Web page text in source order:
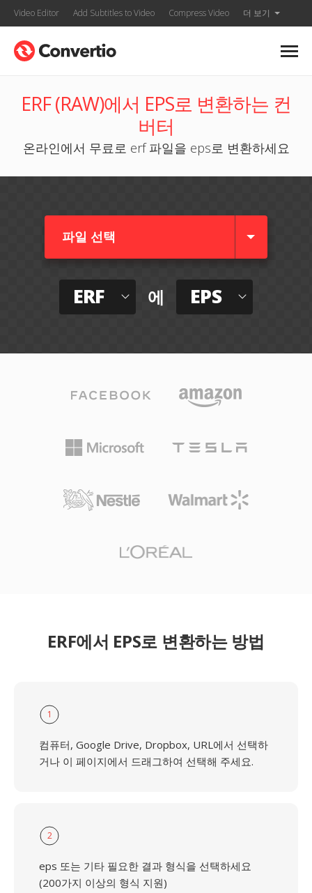
Video Editor Add Subtitles to Video Compress Video 더 보기
ERF (RAW)에서 EPS로 변환하는 컨
버터
온라인에서 무료로 erf 파일을 eps로 변환하세요
파일 선택
ERF 에 EPS
ERF에서 EPS로 변환하는 방법
1
컴퓨터, Google Drive, Dropbox, URL에서 선택하
거나 이 페이지에서 드래그하여 선택해 주세요.
2
eps 또는 기타 필요한 결과 형식을 선택하세요
(200가지 이상의 형식 지원)